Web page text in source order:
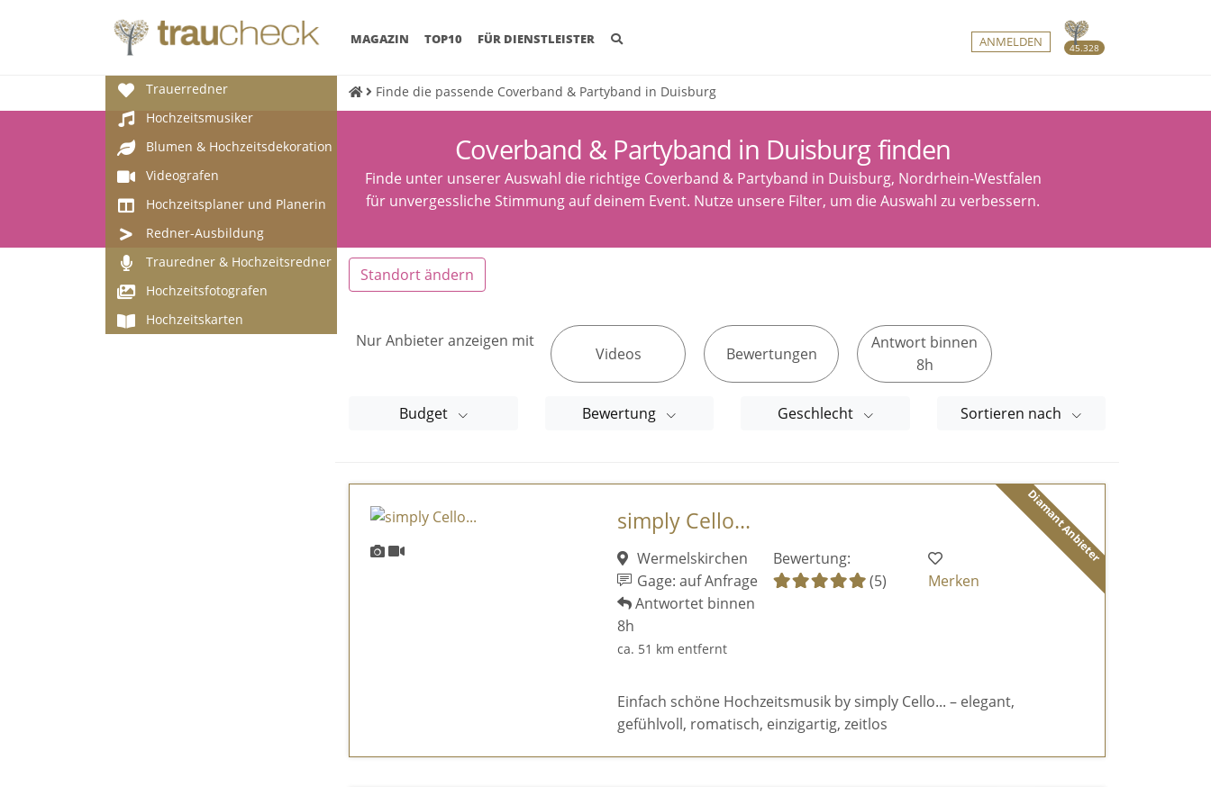
45.328
MAGAZIN (CURRENT)
TOP10 FÜR DIENSTLEISTER ANMELDEN
Trauerredner
Hochzeitsmusiker
Blumen & Hochzeitsdekoration
Videografen
Hochzeitsplaner und Planerin
Redner-Ausbildung
Trauredner & Hochzeitsredner
Hochzeitsfotografen
Hochzeitskarten
Finde die passende Coverband & Partyband in Duisburg
Coverband & Partyband in Duisburg finden
Finde unter unserer Auswahl die richtige Coverband & Partyband in Duisburg, Nordrhein-Westfalen
für unvergessliche Stimmung auf deinem Event. Nutze unsere Filter, um die Auswahl zu verbessern.
Standort ändern
Nur Anbieter anzeigen mit
Videos Bewertungen
Antwort binnen
8h
Budget Bewertung Geschlecht Sortieren nach
Diamant Anbieter
simply Cello...
Wermelskirchen
Gage: auf Anfrage
Antwortet binnen
8h
ca. 51 km entfernt
Bewertung:
(5)
Merken
Einfach schöne Hochzeitsmusik by simply Cello... – elegant,
gefühlvoll, romatisch, einzigartig, zeitlos